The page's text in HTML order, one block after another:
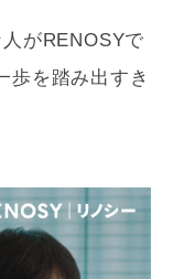
がRENOSYで
歩を踏み出すき